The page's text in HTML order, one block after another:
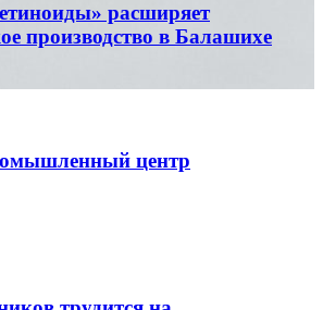
расширяет
производство в Балашихе
центр